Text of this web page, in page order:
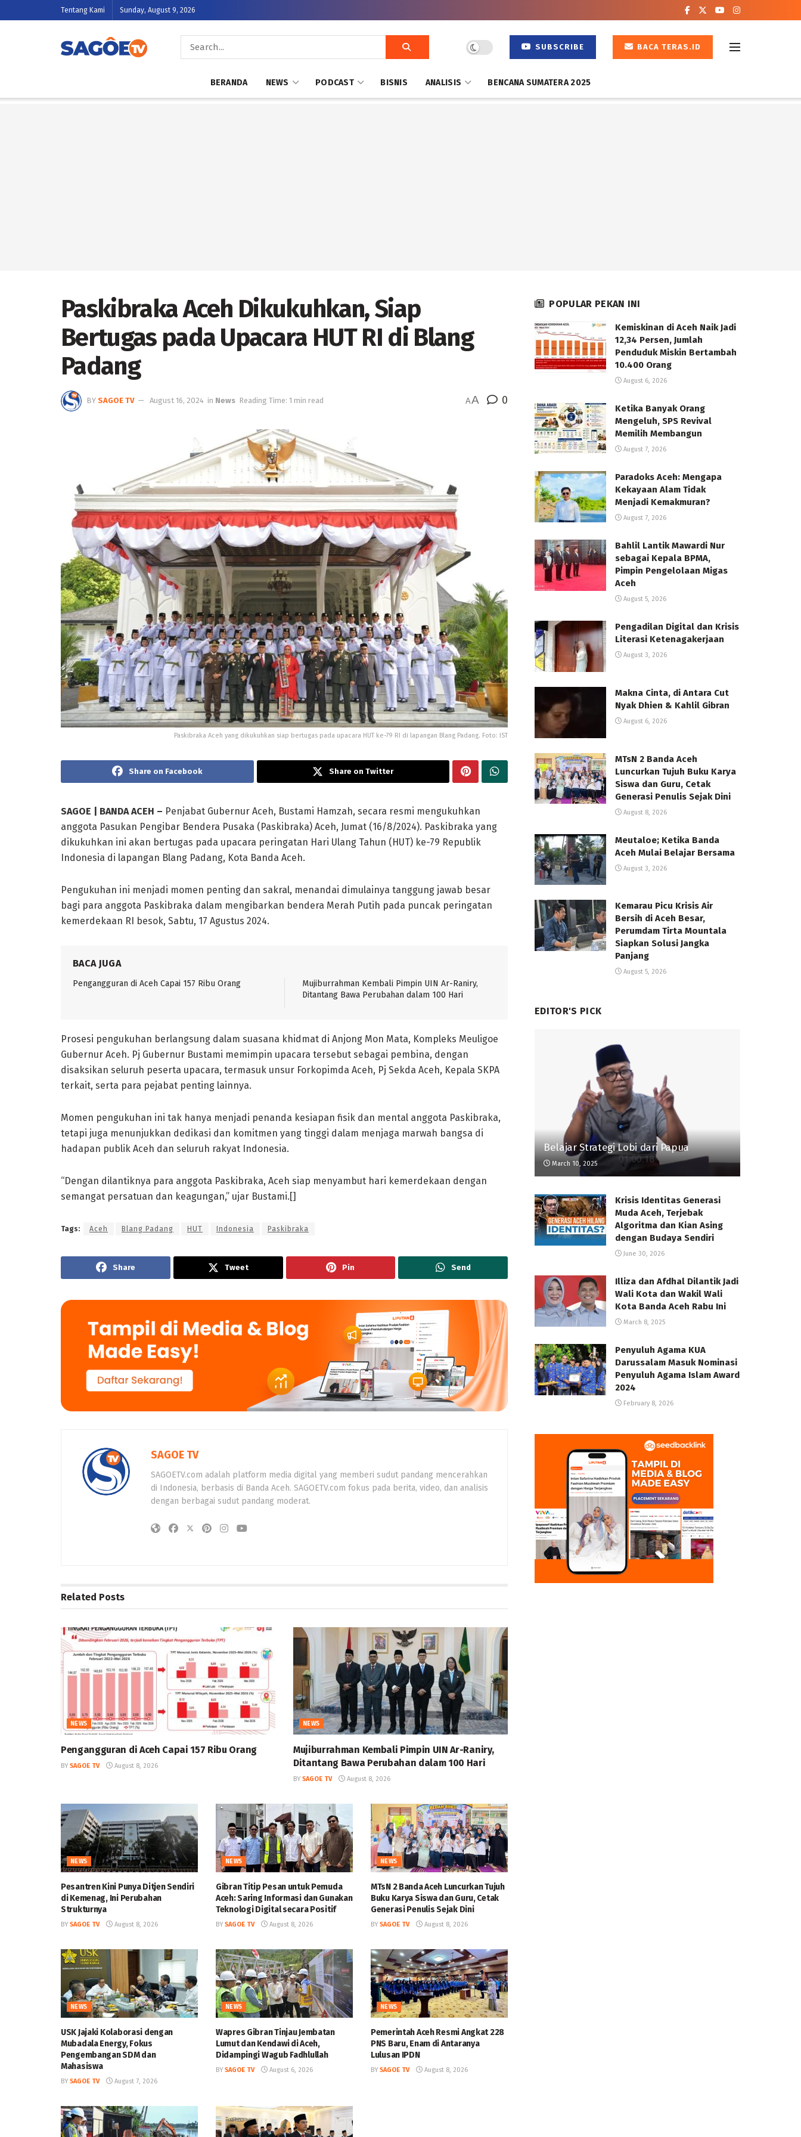
Tentang Kami Sunday, August 9, 2026
SUBSCRIBE BACA TERAS.ID
BERANDA NEWS PODCAST BISNIS ANALISIS BENCANA SUMATERA 2025
Paskibraka Aceh Dikukuhkan, Siap
Bertugas pada Upacara HUT RI di Blang
Padang
BY SAGOE TV August 16, 2024 in News Reading Time: 1 min read AA 0
Paskibraka Aceh yang dikukuhkan siap bertugas pada upacara HUT ke-79 RI di lapangan Blang Padang. Foto: IST
Share on Facebook Share on Twitter
SAGOE | BANDA ACEH – Penjabat Gubernur Aceh, Bustami Hamzah, secara resmi mengukuhkan
anggota Pasukan Pengibar Bendera Pusaka (Paskibraka) Aceh, Jumat (16/8/2024). Paskibraka yang
dikukuhkan ini akan bertugas pada upacara peringatan Hari Ulang Tahun (HUT) ke-79 Republik
Indonesia di lapangan Blang Padang, Kota Banda Aceh.
Pengukuhan ini menjadi momen penting dan sakral, menandai dimulainya tanggung jawab besar
bagi para anggota Paskibraka dalam mengibarkan bendera Merah Putih pada puncak peringatan
kemerdekaan RI besok, Sabtu, 17 Agustus 2024.
BACA JUGA
Pengangguran di Aceh Capai 157 Ribu Orang
Mujiburrahman Kembali Pimpin UIN Ar-Raniry,
Ditantang Bawa Perubahan dalam 100 Hari
Prosesi pengukuhan berlangsung dalam suasana khidmat di Anjong Mon Mata, Kompleks Meuligoe
Gubernur Aceh. Pj Gubernur Bustami memimpin upacara tersebut sebagai pembina, dengan
disaksikan seluruh peserta upacara, termasuk unsur Forkopimda Aceh, Pj Sekda Aceh, Kepala SKPA
terkait, serta para pejabat penting lainnya.
Momen pengukuhan ini tak hanya menjadi penanda kesiapan fisik dan mental anggota Paskibraka,
tetapi juga menunjukkan dedikasi dan komitmen yang tinggi dalam menjaga marwah bangsa di
hadapan publik Aceh dan seluruh rakyat Indonesia.
“Dengan dilantiknya para anggota Paskibraka, Aceh siap menyambut hari kemerdekaan dengan
semangat persatuan dan keagungan,” ujar Bustami.[]
Tags: Aceh Blang Padang HUT Indonesia Paskibraka
Share Tweet Pin Send
SAGOE TV
SAGOETV.com adalah platform media digital yang memberi sudut pandang mencerahkan
di Indonesia, berbasis di Banda Aceh. SAGOETV.com fokus pada berita, video, dan analisis
dengan berbagai sudut pandang moderat.
Related Posts
NEWS
Pengangguran di Aceh Capai 157 Ribu Orang
BY SAGOE TV August 8, 2026
NEWS
Mujiburrahman Kembali Pimpin UIN Ar-Raniry,
Ditantang Bawa Perubahan dalam 100 Hari
BY SAGOE TV August 8, 2026
NEWS
Pesantren Kini Punya Ditjen Sendiri
di Kemenag, Ini Perubahan
Strukturnya
BY SAGOE TV August 8, 2026
NEWS
Gibran Titip Pesan untuk Pemuda
Aceh: Saring Informasi dan Gunakan
Teknologi Digital secara Positif
BY SAGOE TV August 8, 2026
NEWS
MTsN 2 Banda Aceh Luncurkan Tujuh
Buku Karya Siswa dan Guru, Cetak
Generasi Penulis Sejak Dini
BY SAGOE TV August 8, 2026
NEWS
USK Jajaki Kolaborasi dengan
Mubadala Energy, Fokus
Pengembangan SDM dan
Mahasiswa
BY SAGOE TV August 7, 2026
NEWS
Wapres Gibran Tinjau Jembatan
Lumut dan Kendawi di Aceh,
Didampingi Wagub Fadhlullah
BY SAGOE TV August 6, 2026
NEWS
Pemerintah Aceh Resmi Angkat 228
PNS Baru, Enam di Antaranya
Lulusan IPDN
BY SAGOE TV August 8, 2026
POPULAR PEKAN INI
Kemiskinan di Aceh Naik Jadi
12,34 Persen, Jumlah
Penduduk Miskin Bertambah
10.400 Orang
August 6, 2026
Ketika Banyak Orang
Mengeluh, SPS Revival
Memilih Membangun
August 7, 2026
Paradoks Aceh: Mengapa
Kekayaan Alam Tidak
Menjadi Kemakmuran?
August 7, 2026
Bahlil Lantik Mawardi Nur
sebagai Kepala BPMA,
Pimpin Pengelolaan Migas
Aceh
August 5, 2026
Pengadilan Digital dan Krisis
Literasi Ketenagakerjaan
August 3, 2026
Makna Cinta, di Antara Cut
Nyak Dhien & Kahlil Gibran
August 6, 2026
MTsN 2 Banda Aceh
Luncurkan Tujuh Buku Karya
Siswa dan Guru, Cetak
Generasi Penulis Sejak Dini
August 8, 2026
Meutaloe; Ketika Banda
Aceh Mulai Belajar Bersama
August 3, 2026
Kemarau Picu Krisis Air
Bersih di Aceh Besar,
Perumdam Tirta Mountala
Siapkan Solusi Jangka
Panjang
August 5, 2026
EDITOR'S PICK
Belajar Strategi Lobi dari Papua
March 10, 2025
Krisis Identitas Generasi
Muda Aceh, Terjebak
Algoritma dan Kian Asing
dengan Budaya Sendiri
June 30, 2026
Illiza dan Afdhal Dilantik Jadi
Wali Kota dan Wakil Wali
Kota Banda Aceh Rabu Ini
March 8, 2025
Penyuluh Agama KUA
Darussalam Masuk Nominasi
Penyuluh Agama Islam Award
2024
February 8, 2026